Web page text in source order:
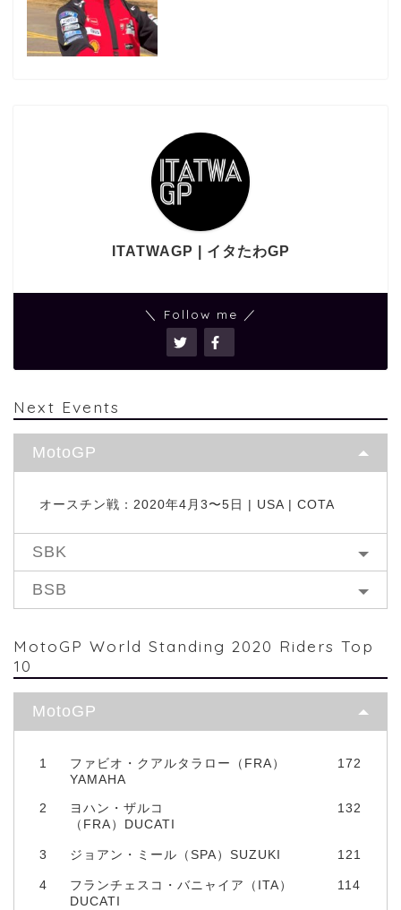
ITATWAGP | イタたわGP
＼ Follow me ／
Next Events
MotoGP
オースチン戦：2020年4月3〜5日 | USA | COTA
SBK
BSB
MotoGP World Standing 2020 Riders Top
10
MotoGP
1
ファビオ・クアルタラロー（FRA）
YAMAHA
172
2
ヨハン・ザルコ
（FRA）DUCATI
132
3 ジョアン・ミール（SPA）SUZUKI 121
4
フランチェスコ・バニャイア（ITA）
DUCATI
114